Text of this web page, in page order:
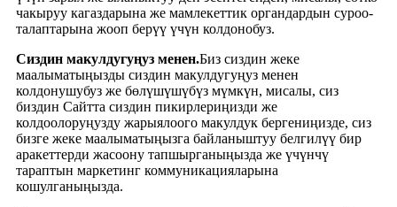
чакыруу кагаздарына же мамлекеттик органдардын суроо-
талаптарына жооп берүү үчүн колдонобуз.
Сиздин макулдугуңуз менен.Биз сиздин жеке
маалыматыңызды сиздин макулдугуңуз менен
колдонушубуз же бөлүшүшүбүз мүмкүн, мисалы, сиз
биздин Сайтта сиздин пикирлериңизди же
колдоолоруңузду жарыялоого макулдук бергениңизде, сиз
бизге жеке маалыматыңызга байланыштуу белгилүү бир
аракеттерди жасоону тапшырганыңызда же үчүнчү
тараптын маркетинг коммуникацияларына
кошулганыңызда.